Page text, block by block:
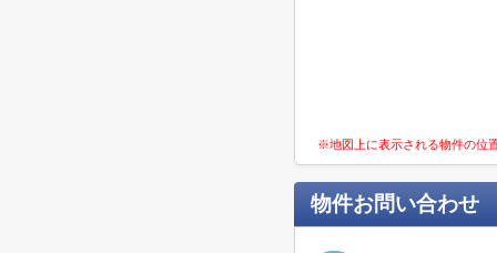
※地図上に表示される物件の位
物件お問い合わせ